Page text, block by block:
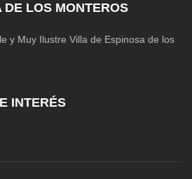
LOS MONTEROS
y Muy Ilustre Villa de Espinosa de los
INTERÉS